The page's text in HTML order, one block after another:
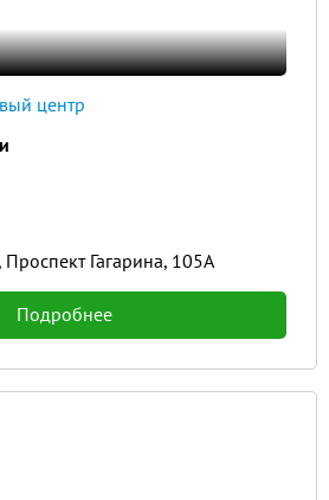
центр
Гагарина, 105А
Подробнее